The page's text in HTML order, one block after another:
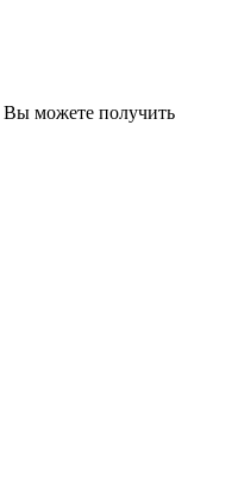
Вы можете получить